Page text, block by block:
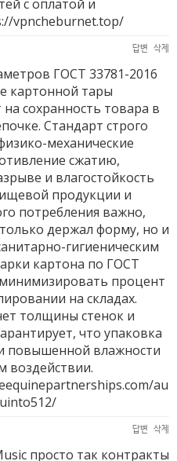
с оплатой и
vpncheburnet.top/
답변 삭제
ГОСТ 33781-2016
картонной тары
сохранность товара в
Стандарт строго
механические
сжатию,
и влагостойкость
продукции и
потребления важно,
держал форму, но и
гигиеническим
картона по ГОСТ
процент
на складах.
толщины стенок и
что упаковка
повышенной влажности
воздействии.
au
답변 삭제
просто так контракты